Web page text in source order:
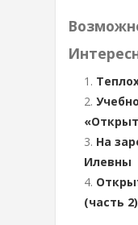
На
Илевны
(часть 2)